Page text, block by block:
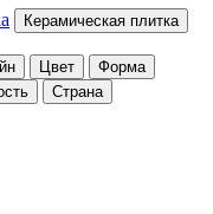
Керамическая плитка
Цвет
Форма
Страна